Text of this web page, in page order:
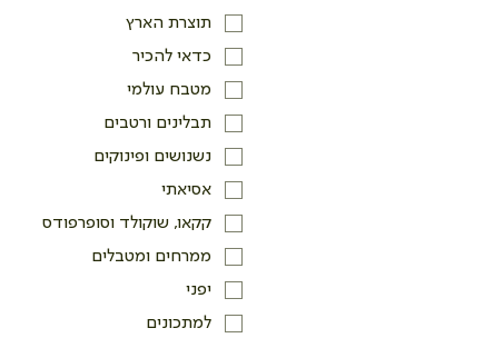
תוצרת הארץ
כדאי להכיר
מטבח עולמי
תבלינים ורטבים
נשנושים ופינוקים
אסיאתי
קקאו, שוקולד וסופרפודס
ממרחים ומטבלים
יפני
למתכונים